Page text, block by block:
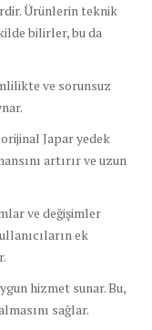
Ürünlerin teknik
bilirler, bu da
ve sorunsuz
Japar yedek
artırır ve uzun
ve değişimler
ek
hizmet sunar. Bu,
sağlar.